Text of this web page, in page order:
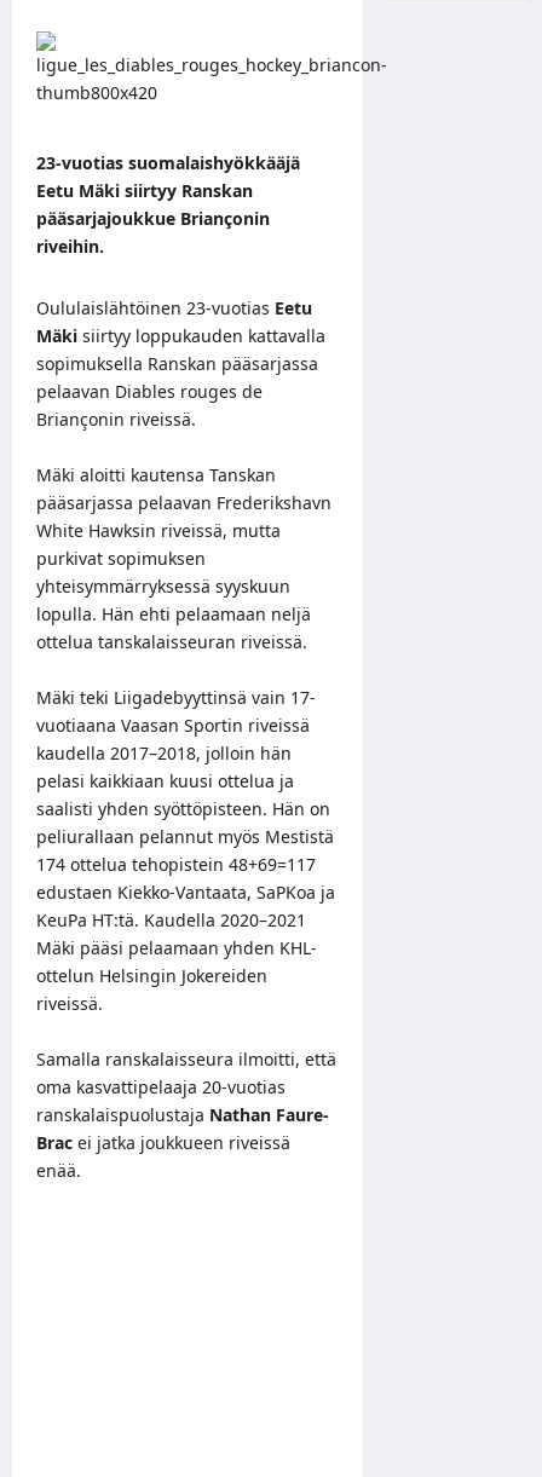
23-vuotias suomalaishyökkääjä
Eetu Mäki siirtyy Ranskan
pääsarjajoukkue Briançonin
riveihin.
Oululaislähtöinen 23-vuotias Eetu
Mäki siirtyy loppukauden kattavalla
sopimuksella Ranskan pääsarjassa
pelaavan Diables rouges de
Briançonin riveissä.
Mäki aloitti kautensa Tanskan
pääsarjassa pelaavan Frederikshavn
White Hawksin riveissä, mutta
purkivat sopimuksen
yhteisymmärryksessä syyskuun
lopulla. Hän ehti pelaamaan neljä
ottelua tanskalaisseuran riveissä.
Mäki teki Liigadebyyttinsä vain 17-
vuotiaana Vaasan Sportin riveissä
kaudella 2017–2018, jolloin hän
pelasi kaikkiaan kuusi ottelua ja
saalisti yhden syöttöpisteen. Hän on
peliurallaan pelannut myös Mestistä
174 ottelua tehopistein 48+69=117
edustaen Kiekko-Vantaata, SaPKoa ja
KeuPa HT:tä. Kaudella 2020–2021
Mäki pääsi pelaamaan yhden KHL-
ottelun Helsingin Jokereiden
riveissä.
Samalla ranskalaisseura ilmoitti, että
oma kasvattipelaaja 20-vuotias
ranskalaispuolustaja Nathan Faure-
Brac ei jatka joukkueen riveissä
enää.